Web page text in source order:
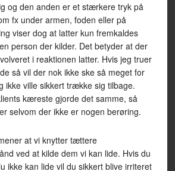
og den anden er et stærkere tryk på
fx under armen, foden eller på
viser dog at latter kun fremkaldes
person der kilder. Det betyder at der
i reaktionen latter. Hvis jeg truer
så vil der nok ikke ske så meget for
ikke ville sikkert trække sig tilbage.
kæreste gjorde det samme, så
selvom der ikke er nogen berøring.
at vi knytter tættere
ved at kilde dem vi kan lide. Hvis du
ikke kan lide vil du sikkert blive irriteret